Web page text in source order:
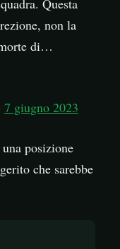
non la
di…
7 giugno 2023
posizione
che sarebbe